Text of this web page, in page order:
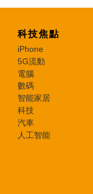
科技焦點
iPhone
5G流動
電腦
數碼
智能家居
科技
汽車
人工智能